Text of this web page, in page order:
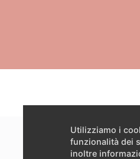
Utilizziamo i
funzionalità dei
inoltre